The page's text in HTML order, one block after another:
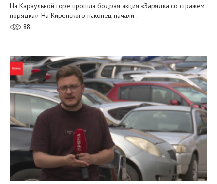
На Караульной горе прошла бодрая акция «Зарядка со стражем
порядка». На Киренского наконец начали…
88